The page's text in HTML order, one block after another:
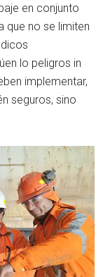
en conjunto
que no se limiten
lo peligros in
implementar,
seguros, sino